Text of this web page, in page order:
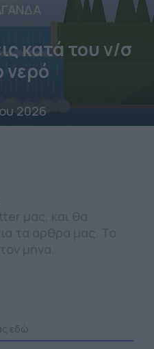
κατά του ν/σ
νερό
2026